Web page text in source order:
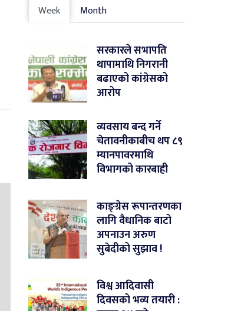
Week Month
सरकारले सभापति
थापामाथि निगरानी
बढाएको कांग्रेसको
आरोप
व्यवसाय बन्द गर्ने
चेतावनीकाबीच थप ८९
म्यानपावरमाथि
विभागको कारबाही
काङ्ग्रेस रूपान्तरणका
लागि वैधानिक बाटो
अपनाउन अरुण
सुबेदीको सुझाव !
विश्व आदिवासी
दिवसको भव्य तयारी :